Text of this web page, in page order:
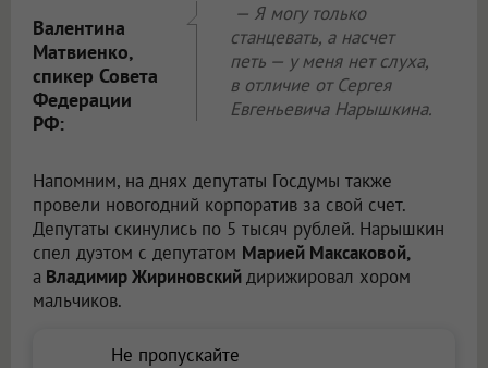
Валентина
Матвиенко,
спикер Совета
Федерации
РФ:
— Я могу только
станцевать, а насчет
петь — у меня нет слуха,
в отличие от Сергея
Евгеньевича Нарышкина.
Напомним, на днях депутаты Госдумы также
провели новогодний корпоратив за свой счет.
Депутаты скинулись по 5 тысяч рублей. Нарышкин
спел дуэтом с депутатом Марией Максаковой,
а Владимир Жириновскийдирижировал хором
мальчиков.
Не пропускайте